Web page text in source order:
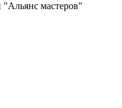
мастеров"